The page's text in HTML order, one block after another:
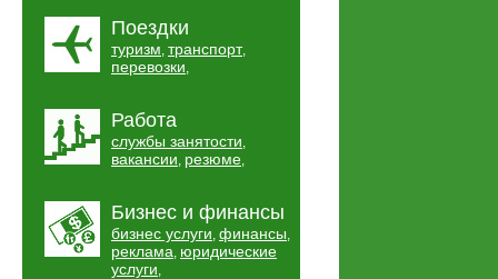
Поездки
туризм, транспорт,
перевозки,
Работа
службы занятости,
вакансии, резюме,
Бизнес и финансы
бизнес услуги, финансы,
реклама, юридические
услуги,